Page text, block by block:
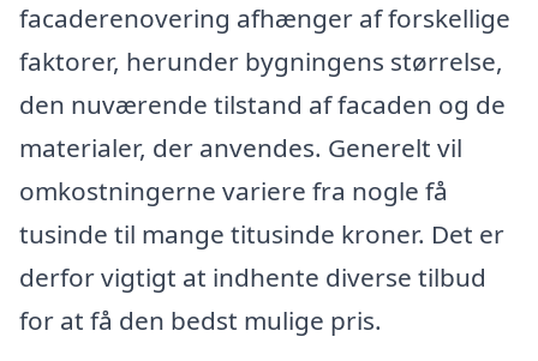
facaderenovering afhænger af forskellige
faktorer, herunder bygningens størrelse,
den nuværende tilstand af facaden og de
materialer, der anvendes. Generelt vil
omkostningerne variere fra nogle få
tusinde til mange titusinde kroner. Det er
derfor vigtigt at indhente diverse tilbud
for at få den bedst mulige pris.